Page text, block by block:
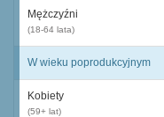
Mężczyźni
(18-64 lata)
W wieku poprodukcyjnym
Kobiety
(59+ lat)